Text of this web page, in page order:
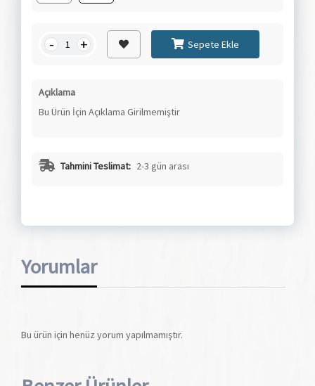
- + Sepete Ekle
Açıklama
Bu Ürün İçin Açıklama Girilmemiştir
Tahmini Teslimat: 2-3 gün arası
Yorumlar
Bu ürün için henüz yorum yapılmamıştır.